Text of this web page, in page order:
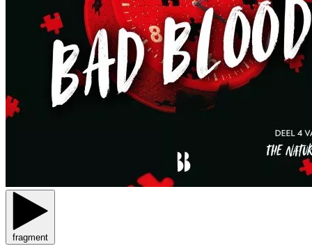
fragment